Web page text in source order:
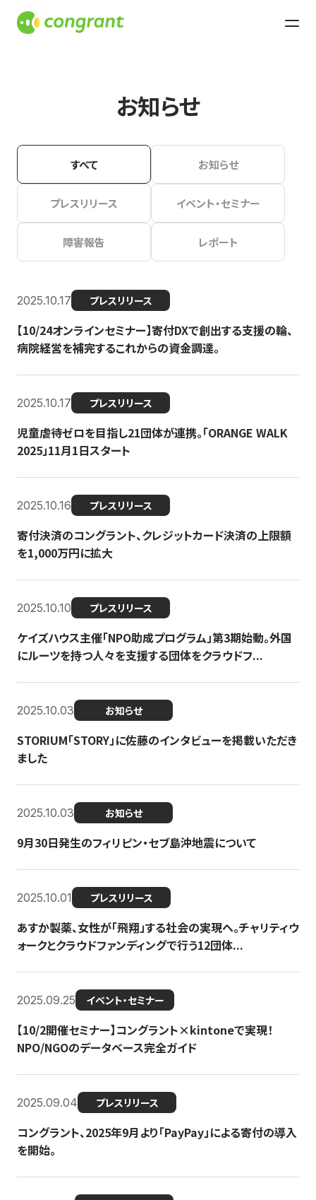
お知らせ
すべて お知らせ
プレスリリース イベント・セミナー
障害報告 レポート
2025.10.17 プレスリリース
【10/24オンラインセミナー】寄付DXで創出する支援の輪、
病院経営を補完するこれからの資金調達。
2025.10.17 プレスリリース
児童虐待ゼロを目指し21団体が連携。「ORANGE WALK
2025」11月1日スタート
2025.10.16 プレスリリース
寄付決済のコングラント、クレジットカード決済の上限額
を1,000万円に拡大
2025.10.10 プレスリリース
ケイズハウス主催「NPO助成プログラム」第3期始動。外国
にルーツを持つ人々を支援する団体をクラウドフ...
2025.10.03 お知らせ
STORIUM「STORY」に佐藤のインタビューを掲載いただき
ました
2025.10.03 お知らせ
9月30日発生のフィリピン・セブ島沖地震について
2025.10.01 プレスリリース
あすか製薬、女性が「飛翔」する社会の実現へ。チャリティウ
ォークとクラウドファンディングで行う12団体...
2025.09.25 イベント・セミナー
【10/2開催セミナー】コングラント×kintoneで実現！
NPO/NGOのデータベース完全ガイド
2025.09.04 プレスリリース
コングラント、2025年9月より「PayPay」による寄付の導入
を開始。